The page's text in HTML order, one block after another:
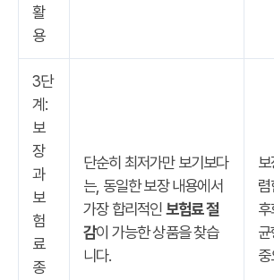
활
용
3단
계:
보
장
과
보
험
료
종
단순히 최저가만 보기보다
는, 동일한 보장 내용에서
가장 합리적인보험료 절
감이 가능한 상품을 찾습
니다.
렴
균